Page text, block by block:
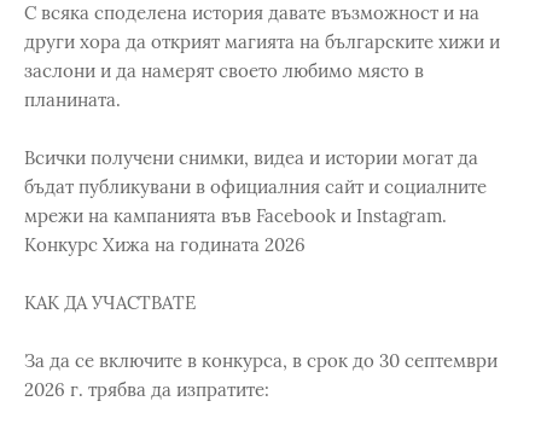
С всяка споделена история давате възможност и на
други хора да открият магията на българските хижи и
заслони и да намерят своето любимо място в
планината.
Всички получени снимки, видеа и истории могат да
бъдат публикувани в официалния сайт и социалните
мрежи на кампанията във Facebook и Instagram.
Конкурс Хижа на годината 2026
КАК ДА УЧАСТВАТЕ
За да се включите в конкурса, в срок до 30 септември
2026 г. трябва да изпратите: